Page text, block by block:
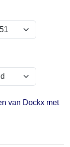
van Dockx met